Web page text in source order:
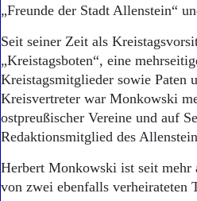
„Freunde der Stadt Allenstein“
Seit seiner Zeit als
„Kreistagsboten“, eine
Kreistagsmitglieder sowie Paten
Kreisvertreter war Monkowski
ostpreußischer Vereine und auf
Redaktionsmitglied des
Herbert Monkowski ist seit mehr
von zwei ebenfalls verheirateten